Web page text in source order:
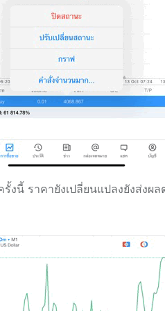
งนี้ ราคายังเปลี่ยนแปลงยังส่งผ